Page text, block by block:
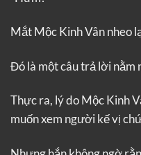
Mắt Mộc Kinh Vân nheo
Đó là một câu trả lời nằm
Thực ra, lý do Mộc Kinh
muốn xem người kế vị